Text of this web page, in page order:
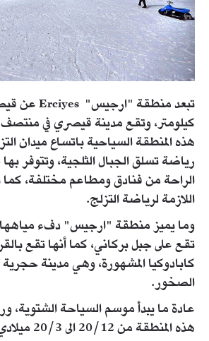
كيلومتر، وتقع مدينة قيصري في منتصف
هذه المنطقة السياحية باتساع ميدان
رياضة تسلق الجبال الثلجية، وتتوفر
الراحة من فنادق ومطاعم مختلفة، كما
اللازمة لرياضة التزلج.
وما يميز منطقة "ارجيس" دفء مياهها
تقع على جبل بركاني، كما أنها تقع
كابادوكيا المشهورة، وهي مدينة
الصخور.
عادة ما يبدأ موسم السياحة الشتوية،
هذه المنطقة من 20/12 الى 20/3 ميلادي من كل عام.